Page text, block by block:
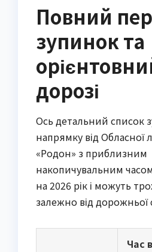
Повний
зупинок та
дорозі
Ось детальний список
напрямку від Обласної
«Родон» з приблизним
накопичувальним часом
на 2026 рік і можуть
залежно від дорожньої
Час